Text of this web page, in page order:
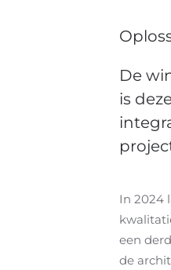
De
is
In 2024
een
de